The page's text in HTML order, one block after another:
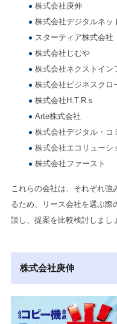
株式会社庚伸
株式会社デジタルネッ
スターティア株式会社
株式会社じむや
株式会社ネクストイン
株式会社ビジネスクロ
株式会社H.T.R.s
Arte株式会社
株式会社デジタル・コ
株式会社エコリューシ
株式会社ファースト
これらの会社は、それぞれ
るため、リース会社を選ぶ際
談し、提案を比較検討しまし
株式会社庚伸